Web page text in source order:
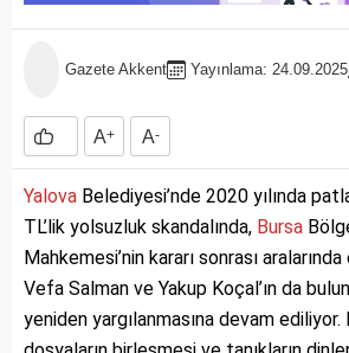
Gazete Akkent Yayınlama: 24.09.2025
A+ A-
Yalova Belediyesi’nde 2020 yılında
TL’lik yolsuzluk skandalında, Bursa
Mahkemesi’nin kararı sonrası
Vefa Salman ve Yakup Koçal’ın da
yeniden yargılanmasına devam